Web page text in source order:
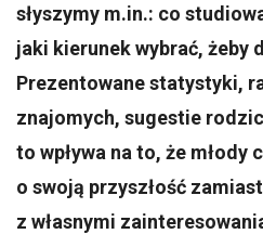
słyszymy m.in.: co
jaki kierunek wybrać, żeby
Prezentowane statystyki,
znajomych, sugestie
to wpływa na to, że młody
o swoją przyszłość
z własnymi